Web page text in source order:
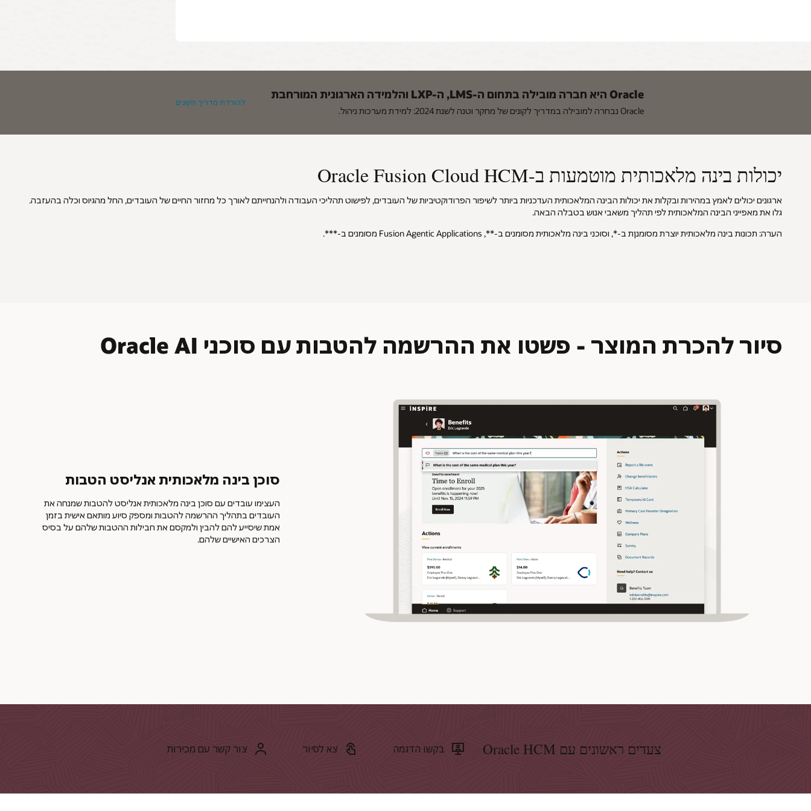
Oracle היא חברה מובילה בתחום ה-LMS, ה-LXP והלמידה הארגונית המורחבת
Oracle נבחרה למובילה במדריך לקונים של מחקר וטנה לשנת 2024: למידת מערכות ניהול.
להורדת מדריך הקונים
יכולות בינה מלאכותית מוטמעות ב-Oracle Fusion Cloud HCM
ארגונים יכולים לאמץ במהירות ובקלות את יכולות הבינה המלאכותית העדכניות ביותר לשיפור הפרודוקטיביות של העובדים, לפישוט תהליכי העבודה ולהנחייתם לאורך כל מחזור החיים של העובדים, החל מהגיוס וכלה בהעזבה.
גלו את מאפייני הבינה המלאכותית לפי תהליך משאבי אנוש בטבלה הבאה.
הערה: תכונות בינה מלאכותית יוצרת מסומנןת ב-*, וסוכני בינה מלאכותית מסומנים ב-**, Fusion Agentic Applications מסומנים ב-***.
סיור להכרת המוצר - פשטו את ההרשמה להטבות עם סוכני Oracle AI
סוכן בינה מלאכותית אנליסט הטבות
העצימו עובדים עם סוכן בינה מלאכותית אנליסט להטבות שמנחה את
העובדים בתהליך ההרשמה להטבות ומספק סיוע מותאם אישית בזמן
אמת שיסייע להם להבין ולמקסם את חבילות ההטבות שלהם על בסיס
הצרכים האישיים שלהם.
צעדים ראשונים עם Oracle HCM בקשו הדגמה צא לסיור צור קשר עם מכירות